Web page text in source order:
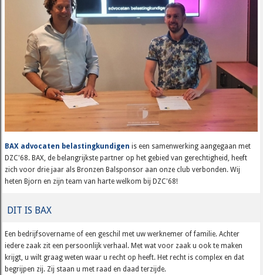
BAX advocaten belastingkundigen is een samenwerking aangegaan met
DZC'68. BAX, de belangrijkste partner op het gebied van gerechtigheid, heeft
zich voor drie jaar als Bronzen Balsponsor aan onze club verbonden. Wij
heten Bjorn en zijn team van harte welkom bij DZC'68!
DIT IS BAX
Een bedrijfsovername of een geschil met uw werknemer of familie. Achter
iedere zaak zit een persoonlijk verhaal. Met wat voor zaak u ook te maken
krijgt, u wilt graag weten waar u recht op heeft. Het recht is complex en dat
begrijpen zij. Zij staan u met raad en daad terzijde.